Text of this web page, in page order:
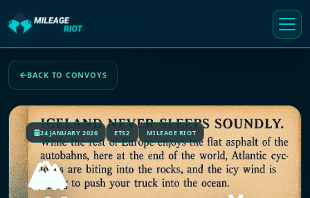
BACK TO CONVOYS
24 JANUARY 2026 ETS2 MILEAGE RIOT
🏔️